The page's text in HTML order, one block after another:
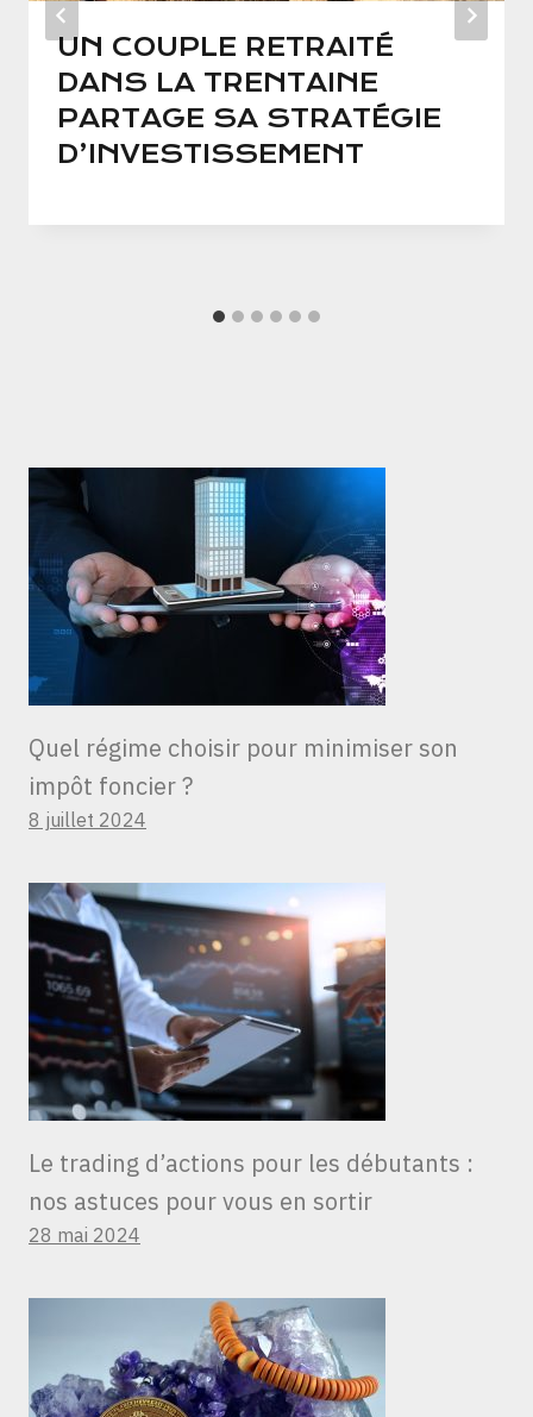
UN COUPLE RETRAITÉ
DANS LA TRENTAINE
PARTAGE SA STRATÉGIE
D’INVESTISSEMENT
Quel régime choisir pour minimiser son
impôt foncier ?
8 juillet 2024
Le trading d’actions pour les débutants :
nos astuces pour vous en sortir
28 mai 2024